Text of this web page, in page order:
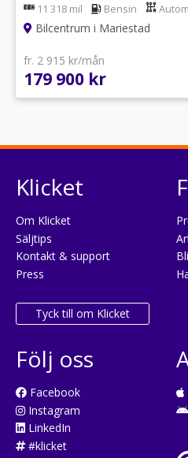
11 318 mil Bensin
Bilcentrum i Mariestad
fr. 2 915 kr/mån
179 900 kr
Klicket
Om Klicket
Säljtips
Kontakt & support
Press
Tyck till om Klicket
Följ oss
Facebook
Instagram
LinkedIn
#klicket